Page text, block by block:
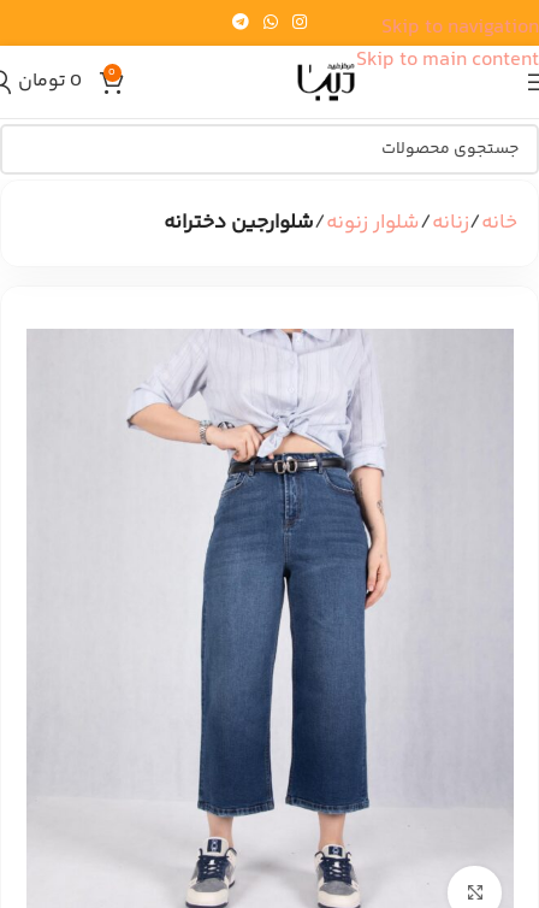
Skip to navigation
Skip to main content
0
0 تومان
خانه زنانه شلوار زنونه شلوارجین دخترانه
بزرگنمایی تصویر